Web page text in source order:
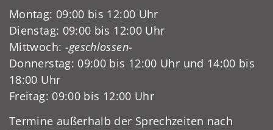
Montag: 09:00 bis 12:00 Uhr
Dienstag: 09:00 bis 12:00 Uhr
Mittwoch: -geschlossen-
Donnerstag: 09:00 bis 12:00 Uhr und 14:00 bis
18:00 Uhr
Freitag: 09:00 bis 12:00 Uhr
Termine außerhalb der Sprechzeiten nach